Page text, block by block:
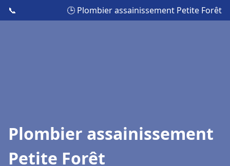
📞 🕒 Plombier assainissement Petite Forêt
Plombier assainissement
Petite Forêt